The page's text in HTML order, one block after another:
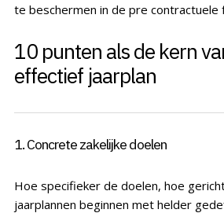
te beschermen in de pre contractuele
10 punten als de kern
effectief jaarplan
1. Concrete zakelijke doelen
Hoe specifieker de doelen, hoe
jaarplannen beginnen met helder